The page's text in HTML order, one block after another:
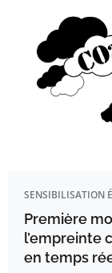
SENSIBILISATION
Première
l’empreinte
en temps